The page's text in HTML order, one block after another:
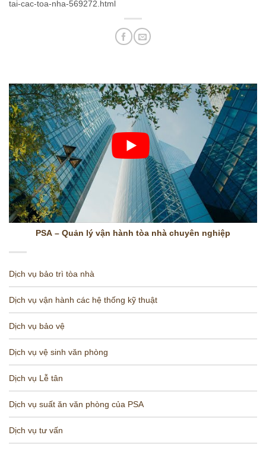
tai-cac-toa-nha-569272.html
PSA – Quản lý vận hành tòa nhà chuyên nghiệp
Dịch vụ bảo trì tòa nhà
Dịch vụ vận hành các hệ thống kỹ thuật
Dịch vụ bảo vệ
Dịch vụ vệ sinh văn phòng
Dịch vụ Lễ tân
Dịch vụ suất ăn văn phòng của PSA
Dịch vụ tư vấn